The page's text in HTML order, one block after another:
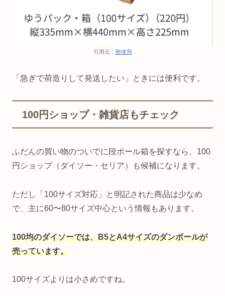
引用元： 郵便局
「急ぎで荷造りして発送したい」ときには便利です。
100円ショップ・雑貨店もチェック
ふだんの買い物のついでに段ボール箱を探すなら、100
円ショップ（ダイソー・セリア）も候補になります。
ただし「100サイズ対応」と明記された商品は少なめ
で、主に60〜80サイズ中心という情報もあります。
100均のダイソーでは、B5とA4サイズのダンボールが
売っています。
100サイズよりは小さめですね。